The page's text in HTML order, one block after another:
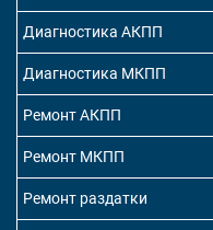
Диагностика АКПП
Диагностика МКПП
Ремонт АКПП
Ремонт МКПП
Ремонт раздатки